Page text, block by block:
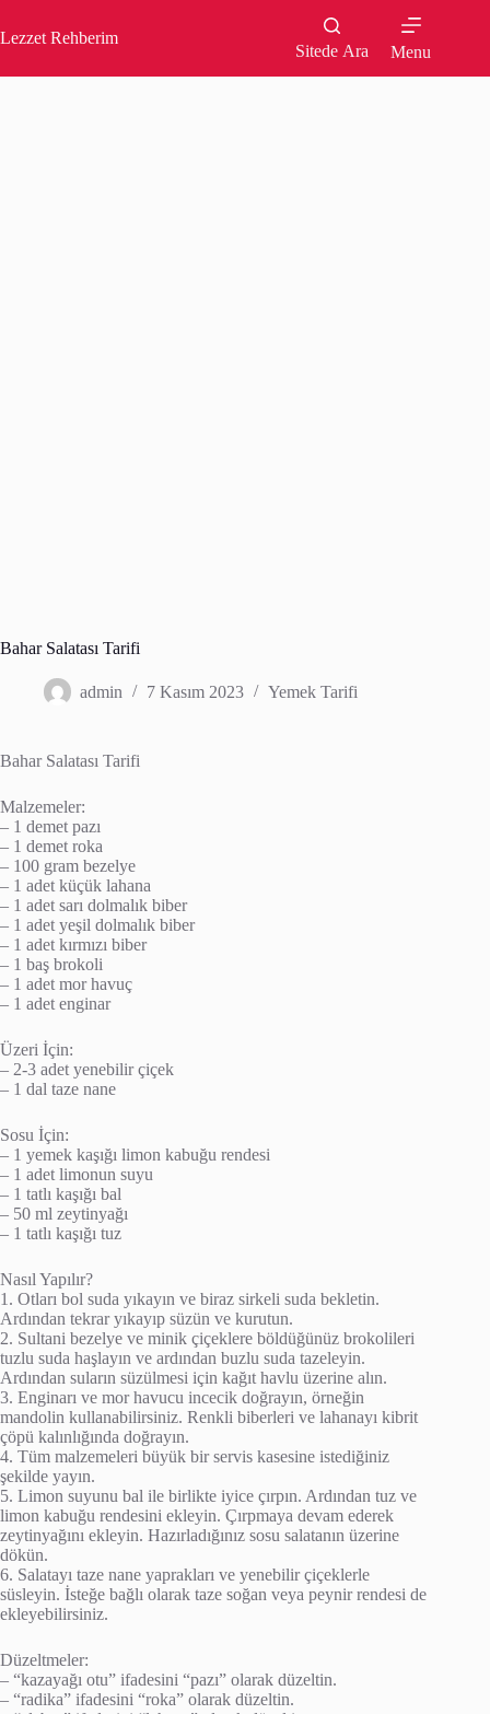
to
content
Lezzet Rehberim
Sitede Ara Menu
Bahar Salatası Tarifi
admin 7 Kasım 2023 Yemek Tarifi
Bahar Salatası Tarifi
Malzemeler:
– 1 demet pazı
– 1 demet roka
– 100 gram bezelye
– 1 adet küçük lahana
– 1 adet sarı dolmalık biber
– 1 adet yeşil dolmalık biber
– 1 adet kırmızı biber
– 1 baş brokoli
– 1 adet mor havuç
– 1 adet enginar
Üzeri İçin:
– 2-3 adet yenebilir çiçek
– 1 dal taze nane
Sosu İçin:
– 1 yemek kaşığı limon kabuğu rendesi
– 1 adet limonun suyu
– 1 tatlı kaşığı bal
– 50 ml zeytinyağı
– 1 tatlı kaşığı tuz
Nasıl Yapılır?
1. Otları bol suda yıkayın ve biraz sirkeli suda bekletin.
Ardından tekrar yıkayıp süzün ve kurutun.
2. Sultani bezelye ve minik çiçeklere böldüğünüz brokolileri
tuzlu suda haşlayın ve ardından buzlu suda tazeleyin.
Ardından suların süzülmesi için kağıt havlu üzerine alın.
3. Enginarı ve mor havucu incecik doğrayın, örneğin
mandolin kullanabilirsiniz. Renkli biberleri ve lahanayı kibrit
çöpü kalınlığında doğrayın.
4. Tüm malzemeleri büyük bir servis kasesine istediğiniz
şekilde yayın.
5. Limon suyunu bal ile birlikte iyice çırpın. Ardından tuz ve
limon kabuğu rendesini ekleyin. Çırpmaya devam ederek
zeytinyağını ekleyin. Hazırladığınız sosu salatanın üzerine
dökün.
6. Salatayı taze nane yaprakları ve yenebilir çiçeklerle
süsleyin. İsteğe bağlı olarak taze soğan veya peynir rendesi de
ekleyebilirsiniz.
Düzeltmeler:
– “kazayağı otu” ifadesini “pazı” olarak düzeltin.
– “radika” ifadesini “roka” olarak düzeltin.